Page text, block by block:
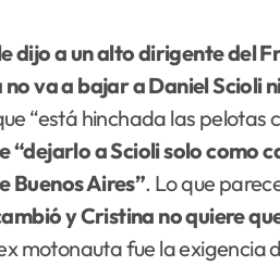
dijo a un alto dirigente del
no va a bajar a Daniel Scioli
“está hinchada las pelotas
“dejarlo a Scioli solo como
Buenos Aires”. Lo que
y Cristina no quiere
motonauta fue la exigencia